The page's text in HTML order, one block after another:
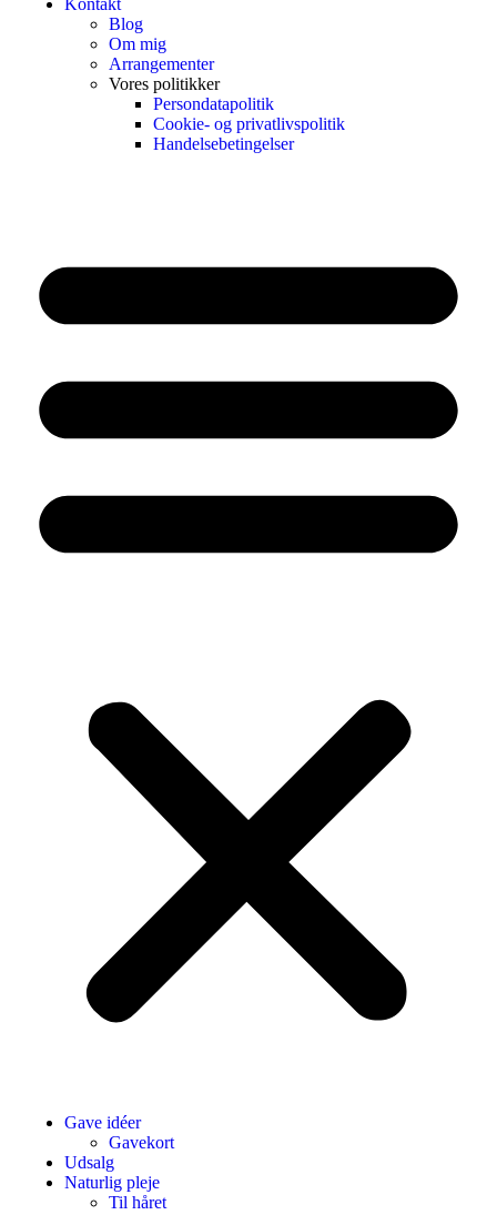
Blog
Om mig
Arrangementer
Vores politikker
Persondatapolitik
Cookie- og privatlivspolitik
Handelsebetingelser
Gave idéer
Gavekort
Udsalg
Naturlig pleje
Til håret